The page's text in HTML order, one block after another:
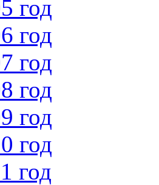
год
год
год
год
год
год
год